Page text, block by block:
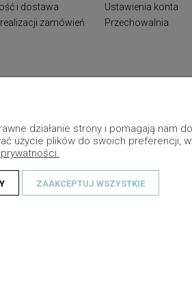
i dostawa
zamówień
Ustawienia konta
Przechowalnia
działanie strony i pomagają
użycie plików do swoich preferencji,
ZAAKCEPTUJ WSZYSTKIE